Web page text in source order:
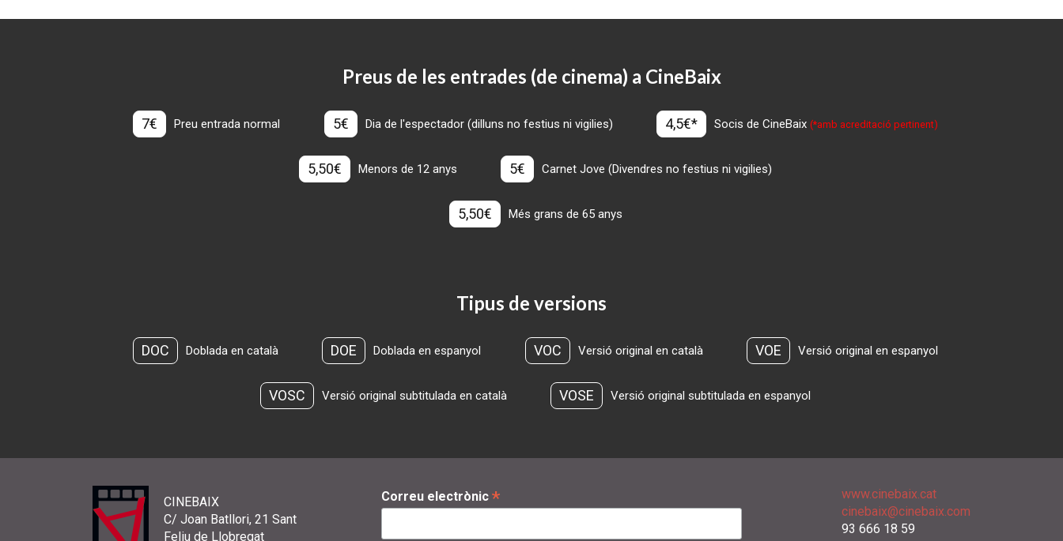
Preus de les entrades (de cinema) a CineBaix
7€ Preu entrada normal 5€ Dia de l'espectador (dilluns no festius ni vigilies) 4,5€* Socis de CineBaix(*amb acreditació pertinent)
5,50€ Menors de 12 anys 5€ Carnet Jove (Divendres no festius ni vigilies)
5,50€ Més grans de 65 anys
Tipus de versions
DOC Doblada en català DOE Doblada en espanyol VOC Versió original en català VOE Versió original en espanyol
VOSC Versió original subtitulada en català VOSE Versió original subtitulada en espanyol
CINEBAIX
C/ Joan Batllori, 21 Sant
Feliu de Llobregat
Correu electrònic *
www.cinebaix.cat
cinebaix@cinebaix.com
93 666 18 59